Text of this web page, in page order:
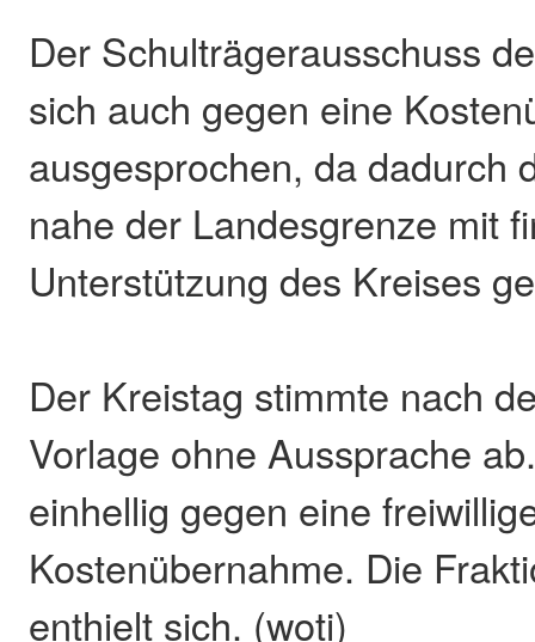
Der Schulträgerausschuss
sich auch gegen eine
ausgesprochen, da dadurch
nahe der Landesgrenze mit
Unterstützung des Kreises
Der Kreistag stimmte nach
Vorlage ohne Aussprache
einhellig gegen eine
Kostenübernahme. Die
enthielt sich. (woti)